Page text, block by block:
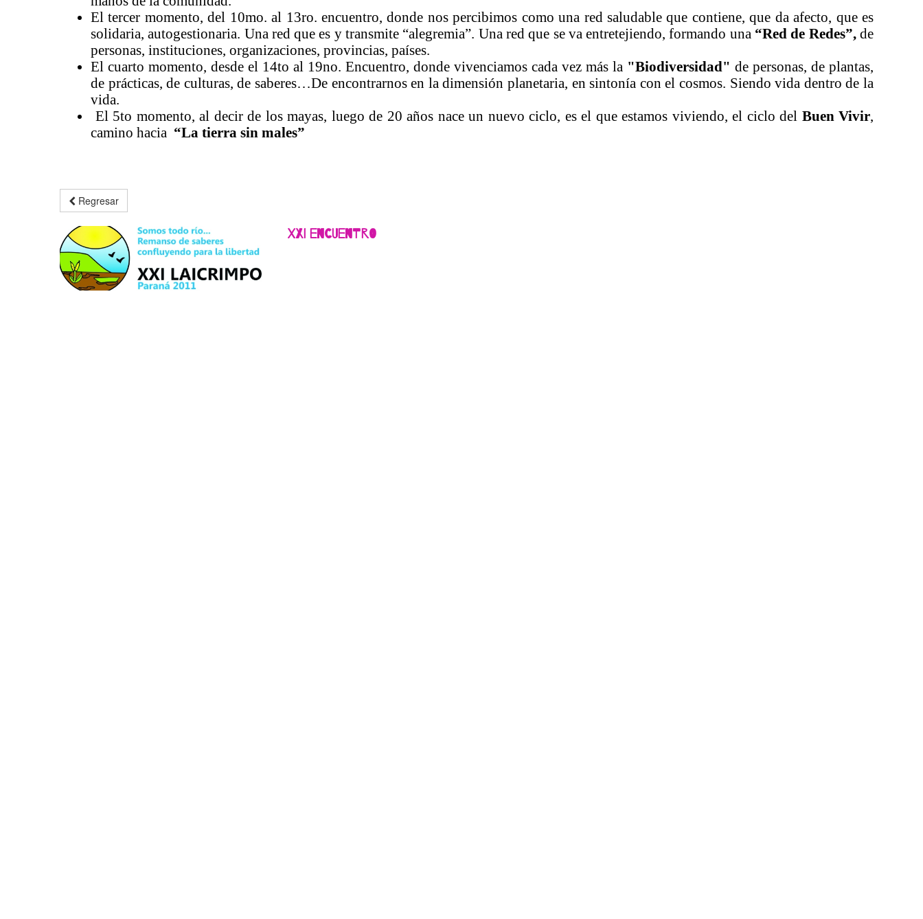
El tercer momento, del 10mo. al 13ro. encuentro, donde nos percibimos como una red saludable que contiene, que da afecto, que es
solidaria, autogestionaria. Una red que es y transmite “alegremia”. Una red que se va entretejiendo, formando una “Red de Redes”,de
personas, instituciones, organizaciones, provincias, países.
El cuarto momento, desde el 14to al 19no. Encuentro, donde vivenciamos cada vez más la "Biodiversidad" de personas, de plantas,
de prácticas, de culturas, de saberes…De encontrarnos en la dimensión planetaria, en sintonía con el cosmos. Siendo vida dentro de la
vida.
El 5to momento, al decir de los mayas, luego de 20 años nace un nuevo ciclo, es el que estamos viviendo, el ciclo del Buen Vivir,
camino hacia “La tierra sin males”
Regresar
XXI Encuentro